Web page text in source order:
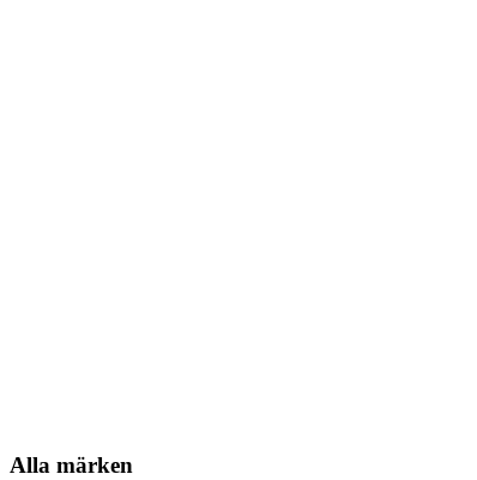
Alla märken